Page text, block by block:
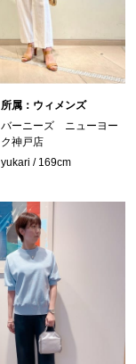
所属：ウィメンズ
バーニーズ ニューヨー
ク神戸店
yukari / 169cm